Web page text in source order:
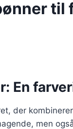
til
En
der
men